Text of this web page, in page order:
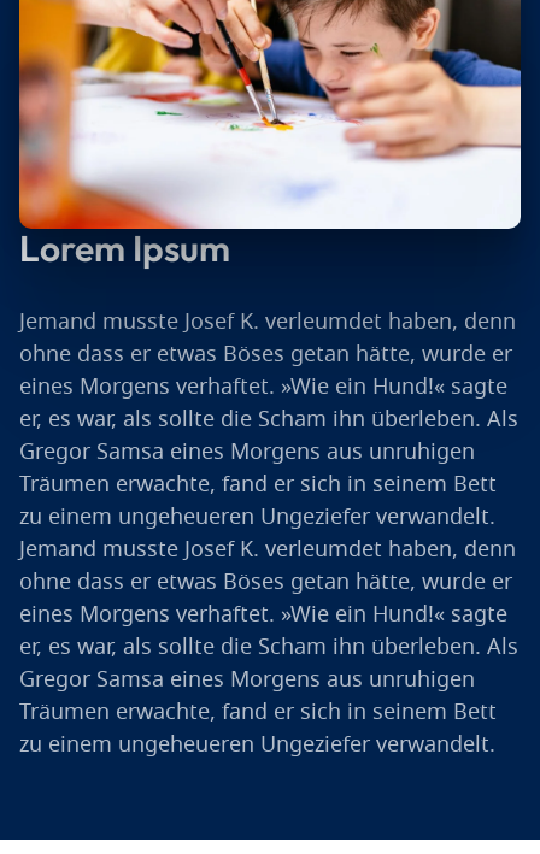
Lorem Ipsum
Jemand musste Josef K. verleumdet haben, denn
ohne dass er etwas Böses getan hätte, wurde er
eines Morgens verhaftet. »Wie ein Hund!« sagte
er, es war, als sollte die Scham ihn überleben. Als
Gregor Samsa eines Morgens aus unruhigen
Träumen erwachte, fand er sich in seinem Bett
zu einem ungeheueren Ungeziefer verwandelt.
Jemand musste Josef K. verleumdet haben, denn
ohne dass er etwas Böses getan hätte, wurde er
eines Morgens verhaftet. »Wie ein Hund!« sagte
er, es war, als sollte die Scham ihn überleben. Als
Gregor Samsa eines Morgens aus unruhigen
Träumen erwachte, fand er sich in seinem Bett
zu einem ungeheueren Ungeziefer verwandelt.